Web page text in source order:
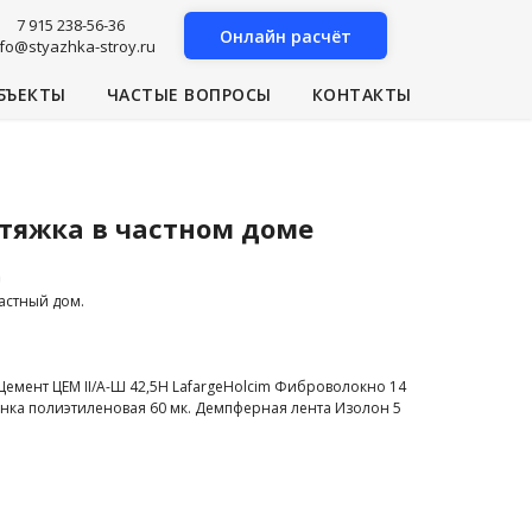
7 915 238-56-36
stroy.ru
Онлайн расчёт
ЧАСТЫЕ ВОПРОСЫ КОНТАКТЫ
в частном доме
дом.
ЦЕМ II/A-Ш 42,5Н LafargeHolcim Фиброволокно 14
полиэтиленовая 60 мк. Демпферная лента Изолон 5